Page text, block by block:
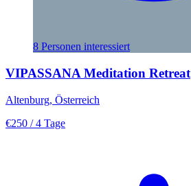
8 Personen interessiert
VIPASSANA Meditation Retreat
Altenburg, Österreich
€250 / 4 Tage